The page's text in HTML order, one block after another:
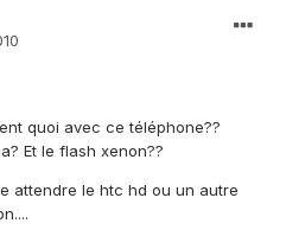
quoi avec ce téléphone??
Et le flash xenon??
attendre le htc hd ou un autre